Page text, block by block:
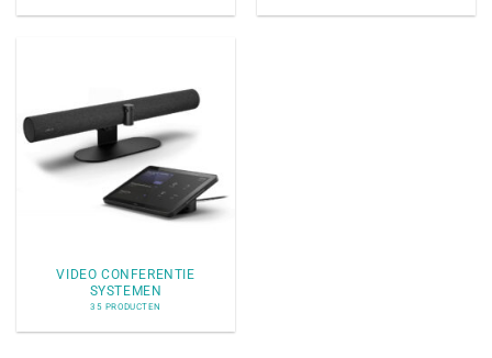
VIDEO CONFERENTIE
SYSTEMEN
35 PRODUCTEN